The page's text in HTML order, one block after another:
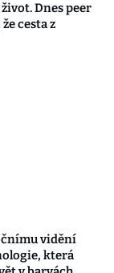
Dnes peer
cesta z
vidění
která